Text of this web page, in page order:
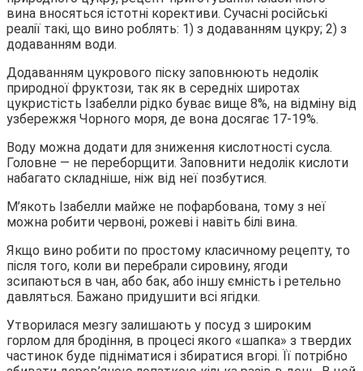
вина вносяться істотні корективи. Сучасні російські
реалії такі, що вино роблять: 1) з додаванням цукру; 2) з
додаванням води.
Додаванням цукрового піску заповнюють недолік
природної фруктози, так як в середніх широтах
цукристість Ізабелли рідко буває вище 8%, на відміну від
узбережжя Чорного моря, де вона досягає 17-19%.
Воду можна додати для зниження кислотності сусла.
Головне — не переборщити. Заповнити недолік кислоти
набагато складніше, ніж від неї позбутися.
М’якоть Ізабелли майже не пофарбована, тому з неї
можна робити червоні, рожеві і навіть білі вина.
Якщо вино робити по простому класичному рецепту, то
після того, коли ви перебрали сировину, ягоди
зсипаються в чан, або бак, або іншу ємність і ретельно
давляться. Бажано придушити всі ягідки.
Утворилася мезгу залишають у посуд з широким
горлом для бродіння, в процесі якого «шапка» з твердих
частинок буде підніматися і збиратися вгорі. Її потрібно